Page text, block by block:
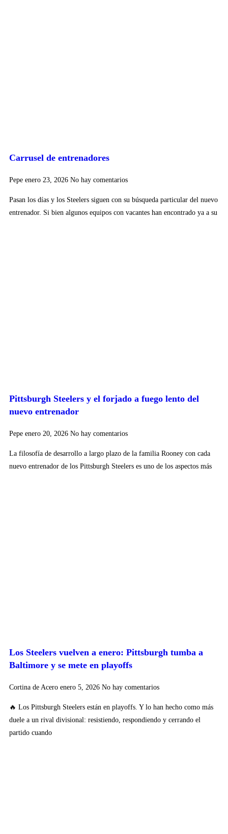
Carrusel de entrenadores
Pepe enero 23, 2026 No hay comentarios
Pasan los días y los Steelers siguen con su búsqueda particular del nuevo
entrenador. Si bien algunos equipos con vacantes han encontrado ya a su
Pittsburgh Steelers y el forjado a fuego lento del
nuevo entrenador
Pepe enero 20, 2026 No hay comentarios
La filosofía de desarrollo a largo plazo de la familia Rooney con cada
nuevo entrenador de los Pittsburgh Steelers es uno de los aspectos más
Los Steelers vuelven a enero: Pittsburgh tumba a
Baltimore y se mete en playoffs
Cortina de Acero enero 5, 2026 No hay comentarios
🔥 Los Pittsburgh Steelers están en playoffs. Y lo han hecho como más
duele a un rival divisional: resistiendo, respondiendo y cerrando el
partido cuando